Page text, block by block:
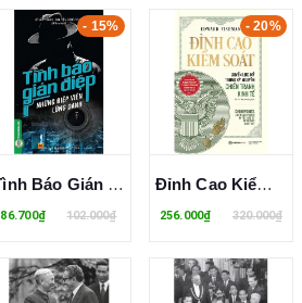
- 15%
Tình Báo Gián Điệp - Những Điệp Viên Lừng Danh - Lê Văn Thành, Nguyễn Đăng Song
86.700₫ 102.000₫
- 20%
Đỉnh Cao Kiểm Soát - Quyền Lực Mỹ Trong Kỷ Nguyên Chiến Tranh Kinh Tế - Edward Fishman
256.000₫ 320.000₫